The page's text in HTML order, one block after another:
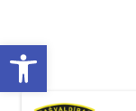
Open toolbar